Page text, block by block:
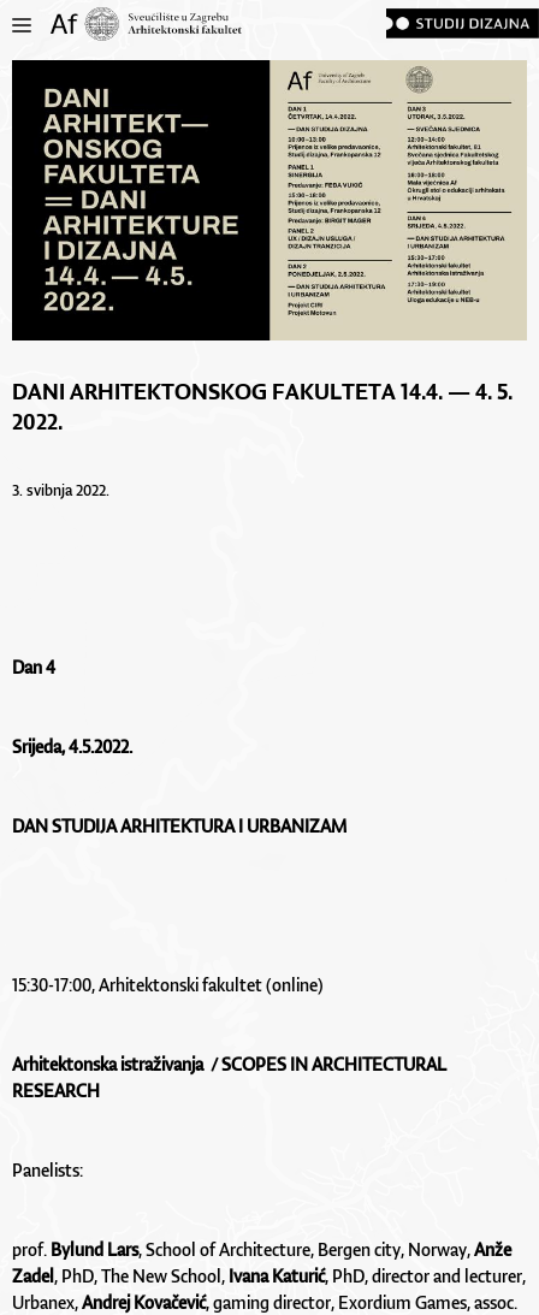
DANI ARHITEKTONSKOG FAKULTETA 14.4. — 4. 5.
2022.
3. svibnja 2022.
Dan 4
Srijeda, 4.5.2022.
DAN STUDIJA ARHITEKTURA I URBANIZAM
15:30-17:00, Arhitektonski fakultet (online)
Arhitektonska istraživanja  / SCOPES IN ARCHITECTURAL
RESEARCH
Panelists:
prof. Bylund Lars, School of Architecture, Bergen city, Norway, Anže
Zadel, PhD, The New School, Ivana Katurić, PhD, director and lecturer,
Urbanex, Andrej Kovačević, gaming director, Exordium Games, assoc.